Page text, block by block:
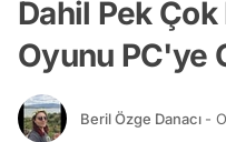
Dahil Pek
Oyunu PC'ye
Beril Özge Danacı -